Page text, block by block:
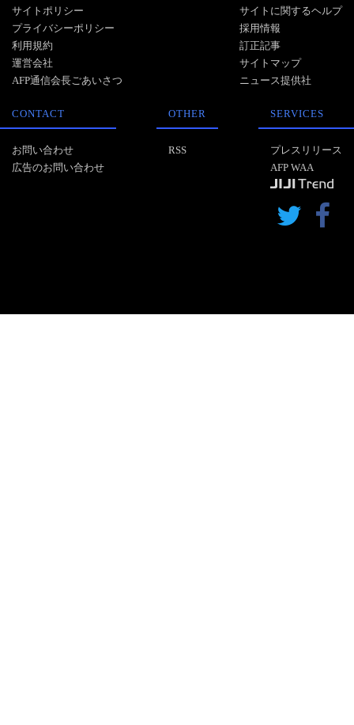
サイトポリシー
プライバシーポリシー
利用規約
運営会社
AFP通信会長ごあいさつ
サイトに関するヘルプ
採用情報
訂正記事
サイトマップ
ニュース提供社
CONTACT
お問い合わせ
広告のお問い合わせ
OTHER
RSS
SERVICES
プレスリリース
AFP WAA